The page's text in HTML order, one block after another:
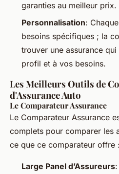
garanties au meilleur prix.
Personnalisation:
besoins spécifiques ; la
trouver une assurance
profil et à vos besoins.
Les Meilleurs Outils de
d'Assurance Auto
Le Comparateur Assurance
Le Comparateur Assurance
complets pour comparer les
ce que ce comparateur offre :
Large Panel d’Assureurs